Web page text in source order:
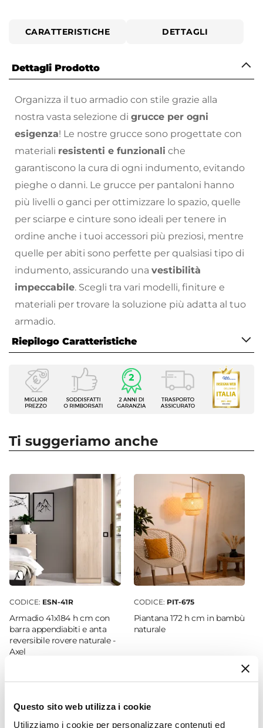
Questo sito web utilizza i cookie
Utilizziamo i cookie per personalizzare contenuti ed
CARATTERISTICHE DETTAGLI
Dettagli Prodotto
Organizza il tuo armadio con stile grazie alla
nostra vasta selezione di grucce per ogni
esigenza! Le nostre grucce sono progettate con
materiali resistenti e funzionali che
garantiscono la cura di ogni indumento, evitando
pieghe o danni. Le grucce per pantaloni hanno
più livelli o ganci per ottimizzare lo spazio, quelle
per sciarpe e cinture sono ideali per tenere in
ordine anche i tuoi accessori più preziosi, mentre
quelle per abiti sono perfette per qualsiasi tipo di
indumento, assicurando una vestibilità
impeccabile. Scegli tra vari modelli, finiture e
materiali per trovare la soluzione più adatta al tuo
armadio.
Appendi tutti i tuoi capi per poterli trovare anche
Scegli i complementi d’arredo perfetti per
arredare la tua casa come hai sempre sognato: sul
per tutte le necessità, stili di arredamento e
budget!
Riepilogo Caratteristiche
Caratteristiche
Tipologia
Gruccia appendiabiti
Larghezza
16 cm
Profondità
2,8 cm
Colore Struttura
Legno
Materiale Struttura
Ti suggeriamo anche
CODICE: ESN-41R
Armadio 41x184 h cm con
barra appendiabiti e anta
reversibile rovere naturale -
Axel
CODICE: PIT-675
Piantana 172 h cm in bambù
naturale